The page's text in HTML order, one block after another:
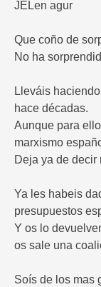
JELen agur
Que coño de
No ha
Lleváis
hace décadas.
Aunque para
marxismo
Deja ya de decir
Ya les habeis
presupuestos
Y os lo
os sale una
Soís de los mas